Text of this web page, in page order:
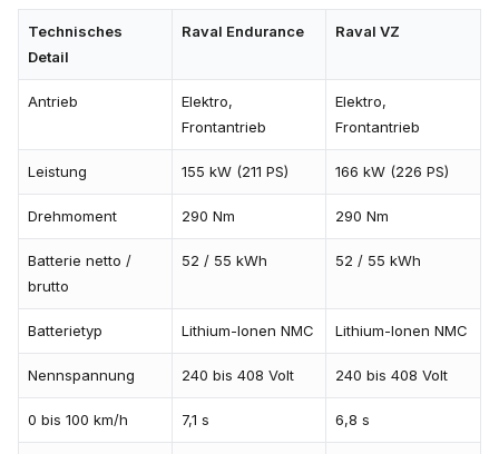
Technisches
Detail
Raval Endurance Raval VZ
Antrieb
Elektro,
Frontantrieb
Elektro,
Frontantrieb
Leistung 155 kW (211 PS) 166 kW (226 PS)
Drehmoment 290 Nm 290 Nm
Batterie netto /
brutto
52 / 55 kWh 52 / 55 kWh
Batterietyp Lithium-Ionen NMC Lithium-Ionen NMC
Nennspannung 240 bis 408 Volt 240 bis 408 Volt
0 bis 100 km/h 7,1 s 6,8 s